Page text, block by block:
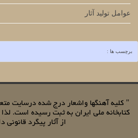
عوامل تولید آثار
برچسب ها :
" کلیه آهنگها واشعار درج شده درسایت
کتابخانه ملی ایران به ثبت رسیده است.
از آثار پیگرد قانونی